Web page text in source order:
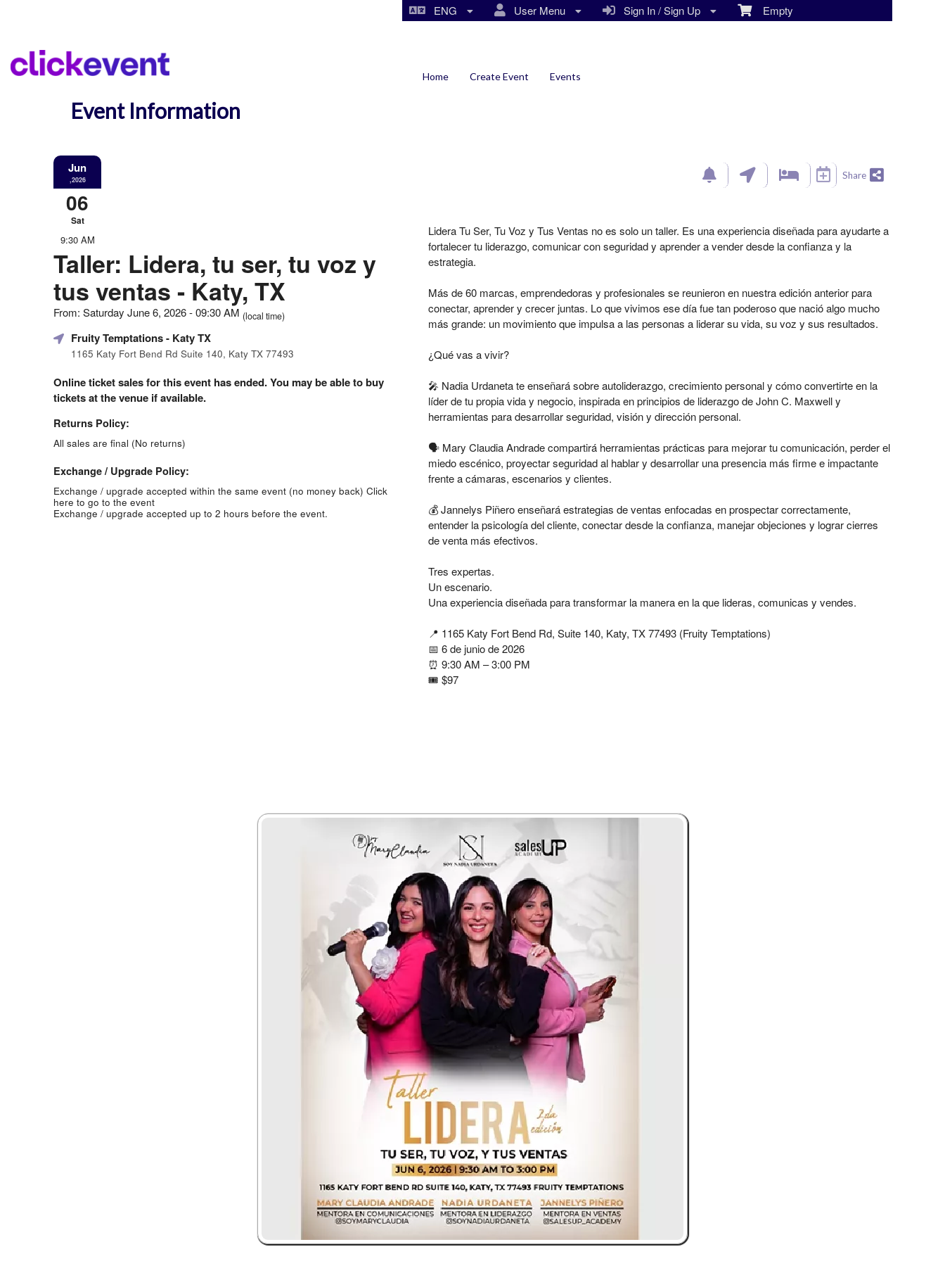
Empty
Sign In / Sign Up
User Menu
ENG
Home Create Event Events
Event Information
Jun
,2026
06
Sat
9:30 AM
Taller: Lidera, tu ser, tu voz y
tus ventas - Katy, TX
From: Saturday June 6, 2026 - 09:30 AM (local time)
Fruity Temptations- Katy TX
1165 Katy Fort Bend Rd Suite 140, Katy TX 77493
Online ticket sales for this event has ended. You may be able to buy
tickets at the venue if available.
Returns Policy:
All sales are final (No returns)
Exchange / Upgrade Policy:
Exchange / upgrade accepted within the same event (no money back) Click
here to go to the event
Exchange / upgrade accepted up to 2 hours before the event.
Share
Lidera Tu Ser, Tu Voz y Tus Ventas no es solo un taller. Es una experiencia diseñada para ayudarte a
fortalecer tu liderazgo, comunicar con seguridad y aprender a vender desde la confianza y la
estrategia.
Más de 60 marcas, emprendedoras y profesionales se reunieron en nuestra edición anterior para
conectar, aprender y crecer juntas. Lo que vivimos ese día fue tan poderoso que nació algo mucho
más grande: un movimiento que impulsa a las personas a liderar su vida, su voz y sus resultados.
¿Qué vas a vivir?
🎤 Nadia Urdanetate enseñará sobre autoliderazgo, crecimiento personal y cómo convertirte en la
líder de tu propia vida y negocio, inspirada en principios de liderazgo de John C. Maxwell y
herramientas para desarrollar seguridad, visión y dirección personal.
🗣️ Mary Claudia Andradecompartirá herramientas prácticas para mejorar tu comunicación, perder el
miedo escénico, proyectar seguridad al hablar y desarrollar una presencia más firme e impactante
frente a cámaras, escenarios y clientes.
💰Jannelys Piñeroenseñará estrategias de ventas enfocadas en prospectar correctamente,
entender la psicología del cliente, conectar desde la confianza, manejar objeciones y lograr cierres
de venta más efectivos.
Tres expertas.
Un escenario.
Una experiencia diseñada para transformar la manera en la que lideras, comunicas y vendes.
📍 1165 Katy Fort Bend Rd, Suite 140, Katy, TX 77493 (Fruity Temptations)
📅 6 de junio de 2026
⏰ 9:30 AM – 3:00 PM
🎟️ $97